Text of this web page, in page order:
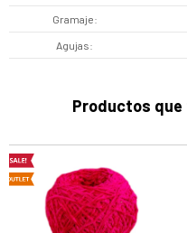
Gramaje
Agujas
Productos